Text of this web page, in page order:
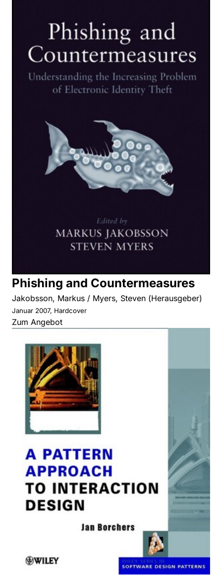
Phishing and Countermeasures
Jakobsson, Markus / Myers, Steven (Herausgeber)
Januar 2007, Hardcover
Zum Angebot